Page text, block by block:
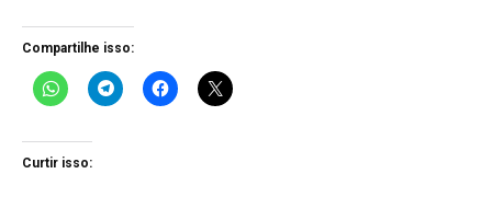
Compartilhe isso:
Curtir isso: